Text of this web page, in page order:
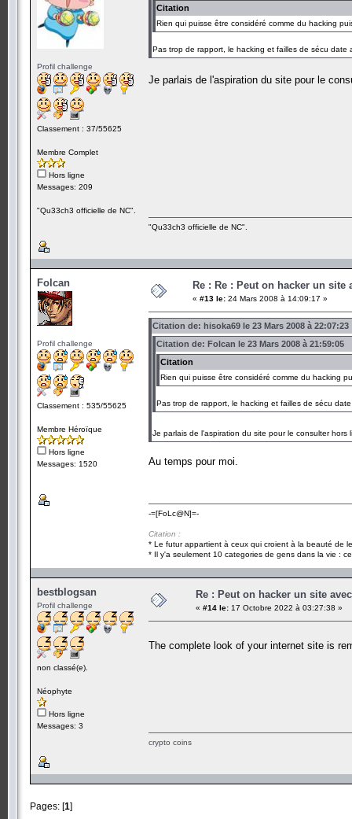
Profil challenge
Classement : 37/55625
Membre Complet
Hors ligne
Messages: 209
"Qu33ch3 officielle de NC".
Citation
Rien qui puisse être considéré comme du hacking
Pas trop de rapport, le hacking et failles de sécu date
Je parlais de l'aspiration du site pour le
"Qu33ch3 officielle de NC".
Folcan
Profil challenge
Classement : 535/55625
Membre Héroïque
Hors ligne
Messages: 1520
Re : Re : Peut on hacker un site
« #13 le: 24 Mars 2008 à 14:09:17 »
Citation de: hisoka69 le 23 Mars 2008 à 22:07:23
Citation de: Folcan le 23 Mars 2008 à 21:59:05
Citation
Rien qui puisse être considéré comme du hacking
Pas trop de rapport, le hacking et failles de sécu
Je parlais de l'aspiration du site pour le consulter
Au temps pour moi.
-=[FoLc@N]=-
Citation :
* Le futur appartient à ceux qui croient à la beauté de
* Il y'a seulement 10 categories de gens dans la vie :
bestblogsan
Profil challenge
non classé(e).
Néophyte
Hors ligne
Messages: 3
Re : Peut on hacker un site
« #14 le: 17 Octobre 2022 à 03:27:38 »
The complete look of your internet site is
crypto coins
Pages: [1]